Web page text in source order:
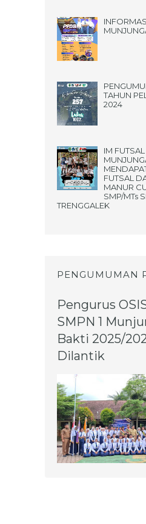
TAHUN
2024
IM
FUTSAL
MANUR
SMP/MTs
TRENGGALEK
PENGUMUMAN
Pengurus
SMPN 1
Bakti 2025/
Dilantik